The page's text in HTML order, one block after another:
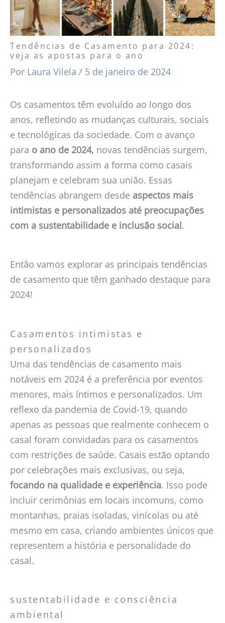
Tendências de Casamento para 2024:
veja as apostas para o ano
Por Laura Vilela / 5 de janeiro de 2024
Os casamentos têm evoluído ao longo dos
anos, refletindo as mudanças culturais, sociais
e tecnológicas da sociedade. Com o avanço
para o ano de 2024, novas tendências surgem,
transformando assim a forma como casais
planejam e celebram sua união. Essas
tendências abrangem desde aspectos mais
intimistas e personalizados até preocupações
com a sustentabilidade e inclusão social.
Então vamos explorar as principais tendências
de casamento que têm ganhado destaque para
2024!
Casamentos intimistas e
personalizados
Uma das tendências de casamento mais
notáveis ​​em 2024 é a preferência por eventos
menores, mais íntimos e personalizados. Um
reflexo da pandemia de Covid-19, quando
apenas as pessoas que realmente conhecem o
casal foram convidadas para os casamentos
com restrições de saúde. Casais estão optando
por celebrações mais exclusivas, ou seja,
focando na qualidade e experiência. Isso pode
incluir cerimônias em locais incomuns, como
montanhas, praias isoladas, vinícolas ou até
mesmo em casa, criando ambientes únicos que
representem a história e personalidade do
casal.
sustentabilidade e consciência
ambiental